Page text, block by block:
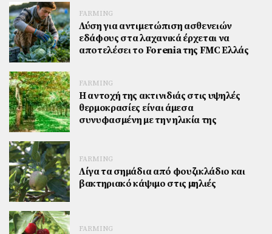
FARMING
Λύση για αντιμετώπιση ασθενειών
εδάφους στα λαχανικά έρχεται να
αποτελέσει το Forenia της FMC Ελλάς
FARMING
Η αντοχή της ακτινιδιάς στις υψηλές
θερμοκρασίες είναι άμεσα
συνυφασμένη με την ηλικία της
FARMING
Λίγα τα σημάδια από φουζικλάδιο και
βακτηριακό κάψιμο στις μηλιές
FARMING